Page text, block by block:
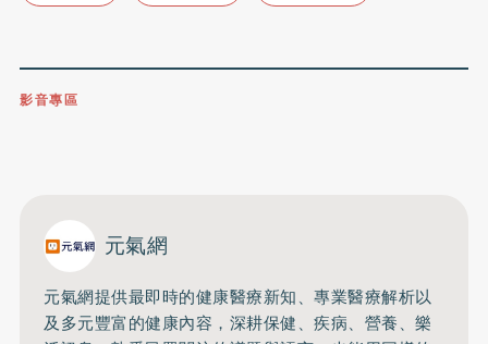
影音專區
元氣網
元氣網提供最即時的健康醫療新知、專業醫療解析以
及多元豐富的健康內容，深耕保健、疾病、營養、樂